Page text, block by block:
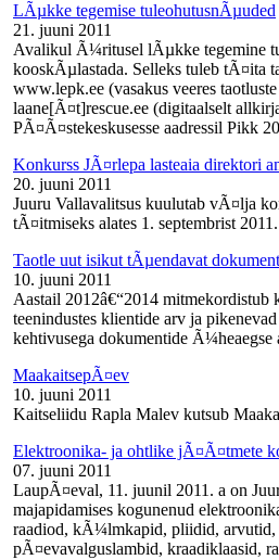
LÃµkke tegemise tuleohutusnÃµuded
21. juuni 2011
Avalikul Ã¼ritusel lÃµkke tegemine
kooskÃµlastada. Selleks tuleb tÃ¤ita
www.lepk.ee (vasakus veeres
laane[Ã¤t]rescue.ee (digitaalselt
PÃ¤Ã¤stekeskusesse aadressil Pikk
Konkurss JÃ¤rlepa lasteaia direktori
20. juuni 2011
Juuru Vallavalitsus kuulutab vÃ¤lja
tÃ¤itmiseks alates 1. septembrist
Taotle uut isikut tÃµendavat
10. juuni 2011
Aastail 2012â€“2014
teenindustes klientide arv ja
kehtivusega dokumentide Ã¼heaegse
MaakaitsepÃ¤ev
10. juuni 2011
Kaitseliidu Rapla Malev kutsub
Elektroonika- ja ohtlike jÃ¤Ã¤tmete
07. juuni 2011
LaupÃ¤eval, 11. juunil 2011. a on
majapidamises kogunenud
raadiod, kÃ¼lmkapid, pliidid,
pÃ¤evavalguslambid, kraadiklaasid,